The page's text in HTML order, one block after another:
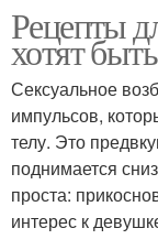
Препараты в
Рецепты
хотят
Сексуальное
импульсов,
телу. Это
поднимается
проста:
интерес к